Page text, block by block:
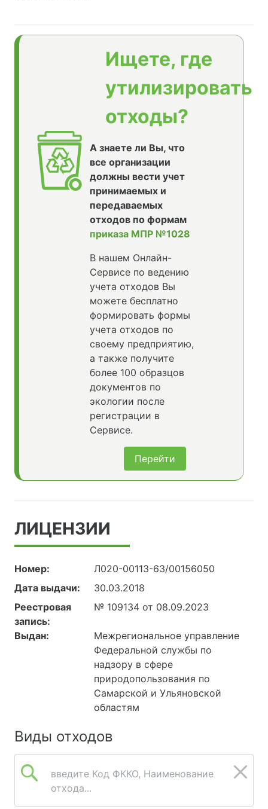
Ищете, где
утилизировать
отходы?
А знаете ли Вы, что
все организации
должны вести учет
принимаемых и
передаваемых
отходов по формам
приказа МПР №1028
В нашем Онлайн-
Сервисе по ведению
учета отходов Вы
можете бесплатно
формировать формы
учета отходов по
своему предприятию,
а также получите
более 100 образцов
документов по
экологии после
регистрации в
Сервисе.
Перейти
ЛИЦЕНЗИИ
Номер:
Л020-00113-63/00156050
Дата выдачи:
30.03.2018
Реестровая
запись:
№ 109134 от 08.09.2023
Выдан:
Межрегиональное управление
Федеральной службы по
надзору в сфере
природопользования по
Самарской и Ульяновской
областям
Виды отходов
введите Код ФККО, Наименование
отхода...